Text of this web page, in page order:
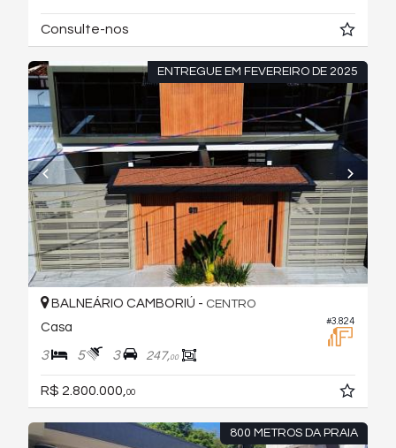
Consulte-nos
ENTREGUE EM FEVEREIRO DE 2025
#3.824
BALNEÁRIO CAMBORIÚ - CENTRO
Casa
3 5 3 247,00
R$ 2.800.000,00
800 METROS DA PRAIA